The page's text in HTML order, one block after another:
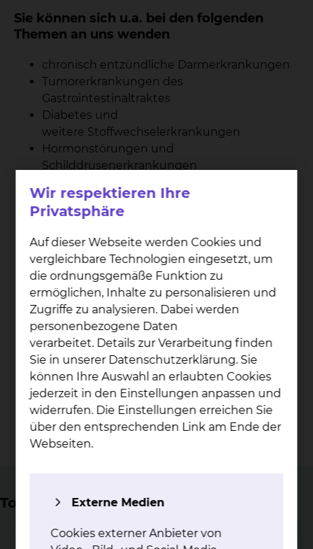
Sie können sich u.a. bei den folgenden
Themen an uns wenden
chronisch entzündliche Darmerkrankungen
Tumorerkrankungen des
Gastrointestinaltraktes
Diabetes und
weitere Stoffwechselerkrankungen
Hormonstörungen und
Schilddrüsenerkrankungen
102
Betten
> 5.000
stationäre Patientinnen und Patienten jährlich
6.000
diagnostische und therapeutische Endoskopien
jährlich
Top Themen
Wir respektieren Ihre
Privatsphäre
Auf dieser Webseite werden Cookies und
vergleichbare Technologien eingesetzt, um
die ordnungsgemäße Funktion zu
ermöglichen, Inhalte zu personalisieren und
Zugriffe zu analysieren. Dabei werden
personenbezogene Daten
verarbeitet. Details zur Verarbeitung finden
Sie in unserer Datenschutzerklärung. Sie
können Ihre Auswahl an erlaubten Cookies
jederzeit in den Einstellungen anpassen und
widerrufen. Die Einstellungen erreichen Sie
über den entsprechenden Link am Ende der
Webseiten.
Externe Medien
Cookies externer Anbieter von